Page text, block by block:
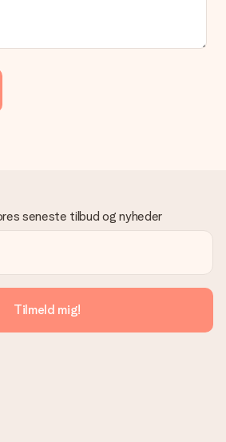
Dankort, Paypal,
eller bankoverførsel. I tilfælde af
skal du tage højde for en ekstra 3
de hjælper gerne med at finde en
med ordren?
din ordre. Du modtager altid
og du kan altid finde den i din
betyder at du kan få gaven leveret
hvilket gør det til en sand
seneste tilbud og nyheder
Tilmeld mig!